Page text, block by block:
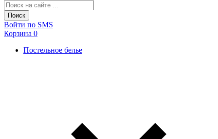
Поиск
Войти по SMS
Корзина 0
Постельное белье